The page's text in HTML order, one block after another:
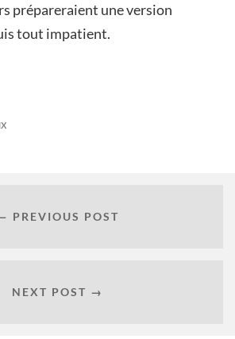
prépareraient une version
tout impatient.
PREVIOUS POST
NEXT POST →